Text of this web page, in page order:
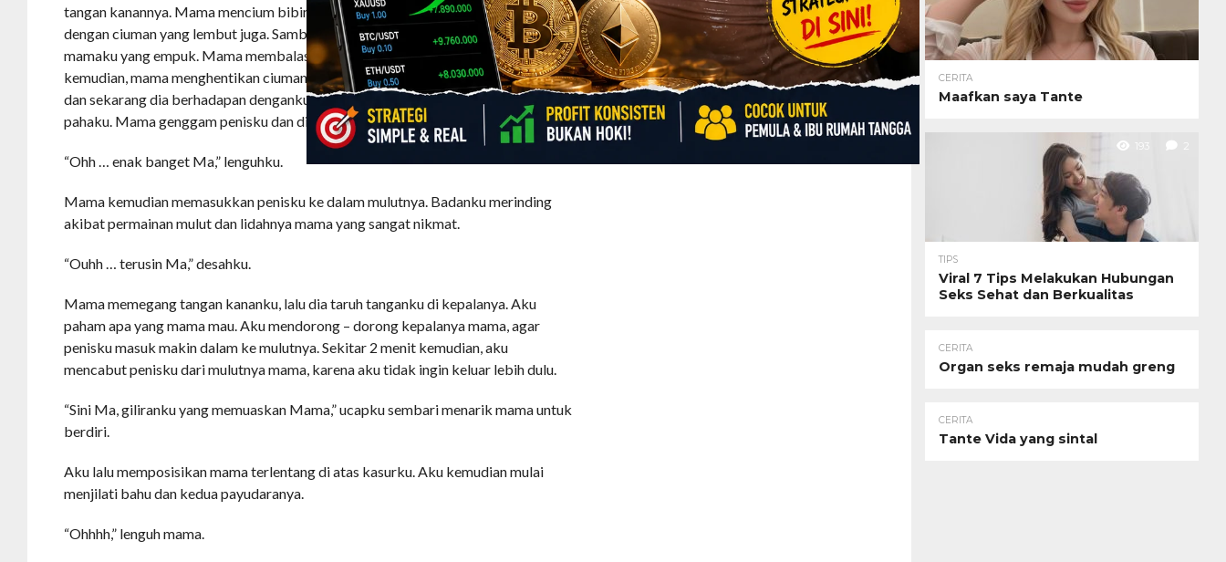
tangan kanannya. Mama mencium bibirku dengan lembut. Aku membalasnya
dengan ciuman yang lembut juga. Sambil berciuman, aku remas – remas payudara
mamaku yang empuk. Mama membalasnya dengan mengocok penisku. Semenit
kemudian, mama menghentikan ciuman kami berdua. Mama lalu berdiri dari kasur
dan sekarang dia berhadapan denganku. Mama lalu berlutut dan membuka kedua
pahaku. Mama genggam penisku dan dia menjilatinya dengan lembut.
“Ohh … enak banget Ma,” lenguhku.
Mama kemudian memasukkan penisku ke dalam mulutnya. Badanku merinding
akibat permainan mulut dan lidahnya mama yang sangat nikmat.
“Ouhh … terusin Ma,” desahku.
Mama memegang tangan kananku, lalu dia taruh tanganku di kepalanya. Aku
paham apa yang mama mau. Aku mendorong – dorong kepalanya mama, agar
penisku masuk makin dalam ke mulutnya. Sekitar 2 menit kemudian, aku
mencabut penisku dari mulutnya mama, karena aku tidak ingin keluar lebih dulu.
“Sini Ma, giliranku yang memuaskan Mama,” ucapku sembari menarik mama untuk
berdiri.
Aku lalu memposisikan mama terlentang di atas kasurku. Aku kemudian mulai
menjilati bahu dan kedua payudaranya.
“Ohhhh,” lenguh mama.
CERITA
Maafkan saya Tante
193 2
TIPS
Viral 7 Tips Melakukan Hubungan
Seks Sehat dan Berkualitas
CERITA
Organ seks remaja mudah greng
CERITA
Tante Vida yang sintal